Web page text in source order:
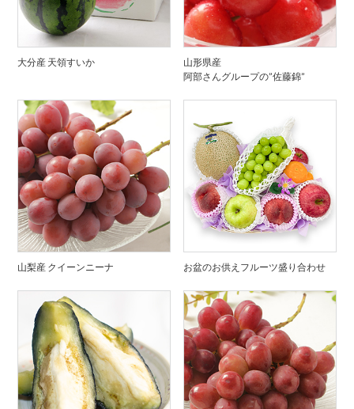
大分産 天領すいか
山形県産
阿部さんグループの”佐藤錦”
山梨産 クイーンニーナ お盆のお供えフルーツ盛り合わせ